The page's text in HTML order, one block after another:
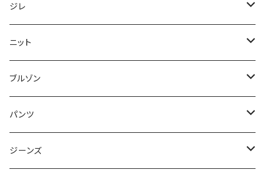
50/XL～
48/L
50/XL～
46/M
48/L
50/XL～
～44/S
46/M
48/L
50/XL～
ジレ
～44/S
46/M
48/L
50/XL～
ニット
～44/S
46/M
48/L
ブルゾン
～44/S
46/M
パンツ
～44/S
ジーンズ